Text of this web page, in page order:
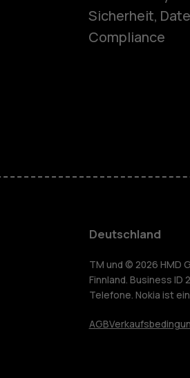
Feature
HMD
Für
Tablets
Shop
Sicherheit,
Compliance
Deutschland
TM und © 2026 HMD
Finnland. Business ID
Telefone. Nokia ist
AGB